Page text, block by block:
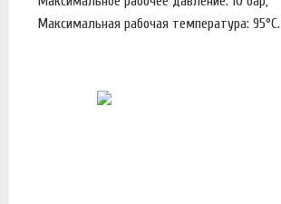
Максимальная рабочая температура: 95°С.